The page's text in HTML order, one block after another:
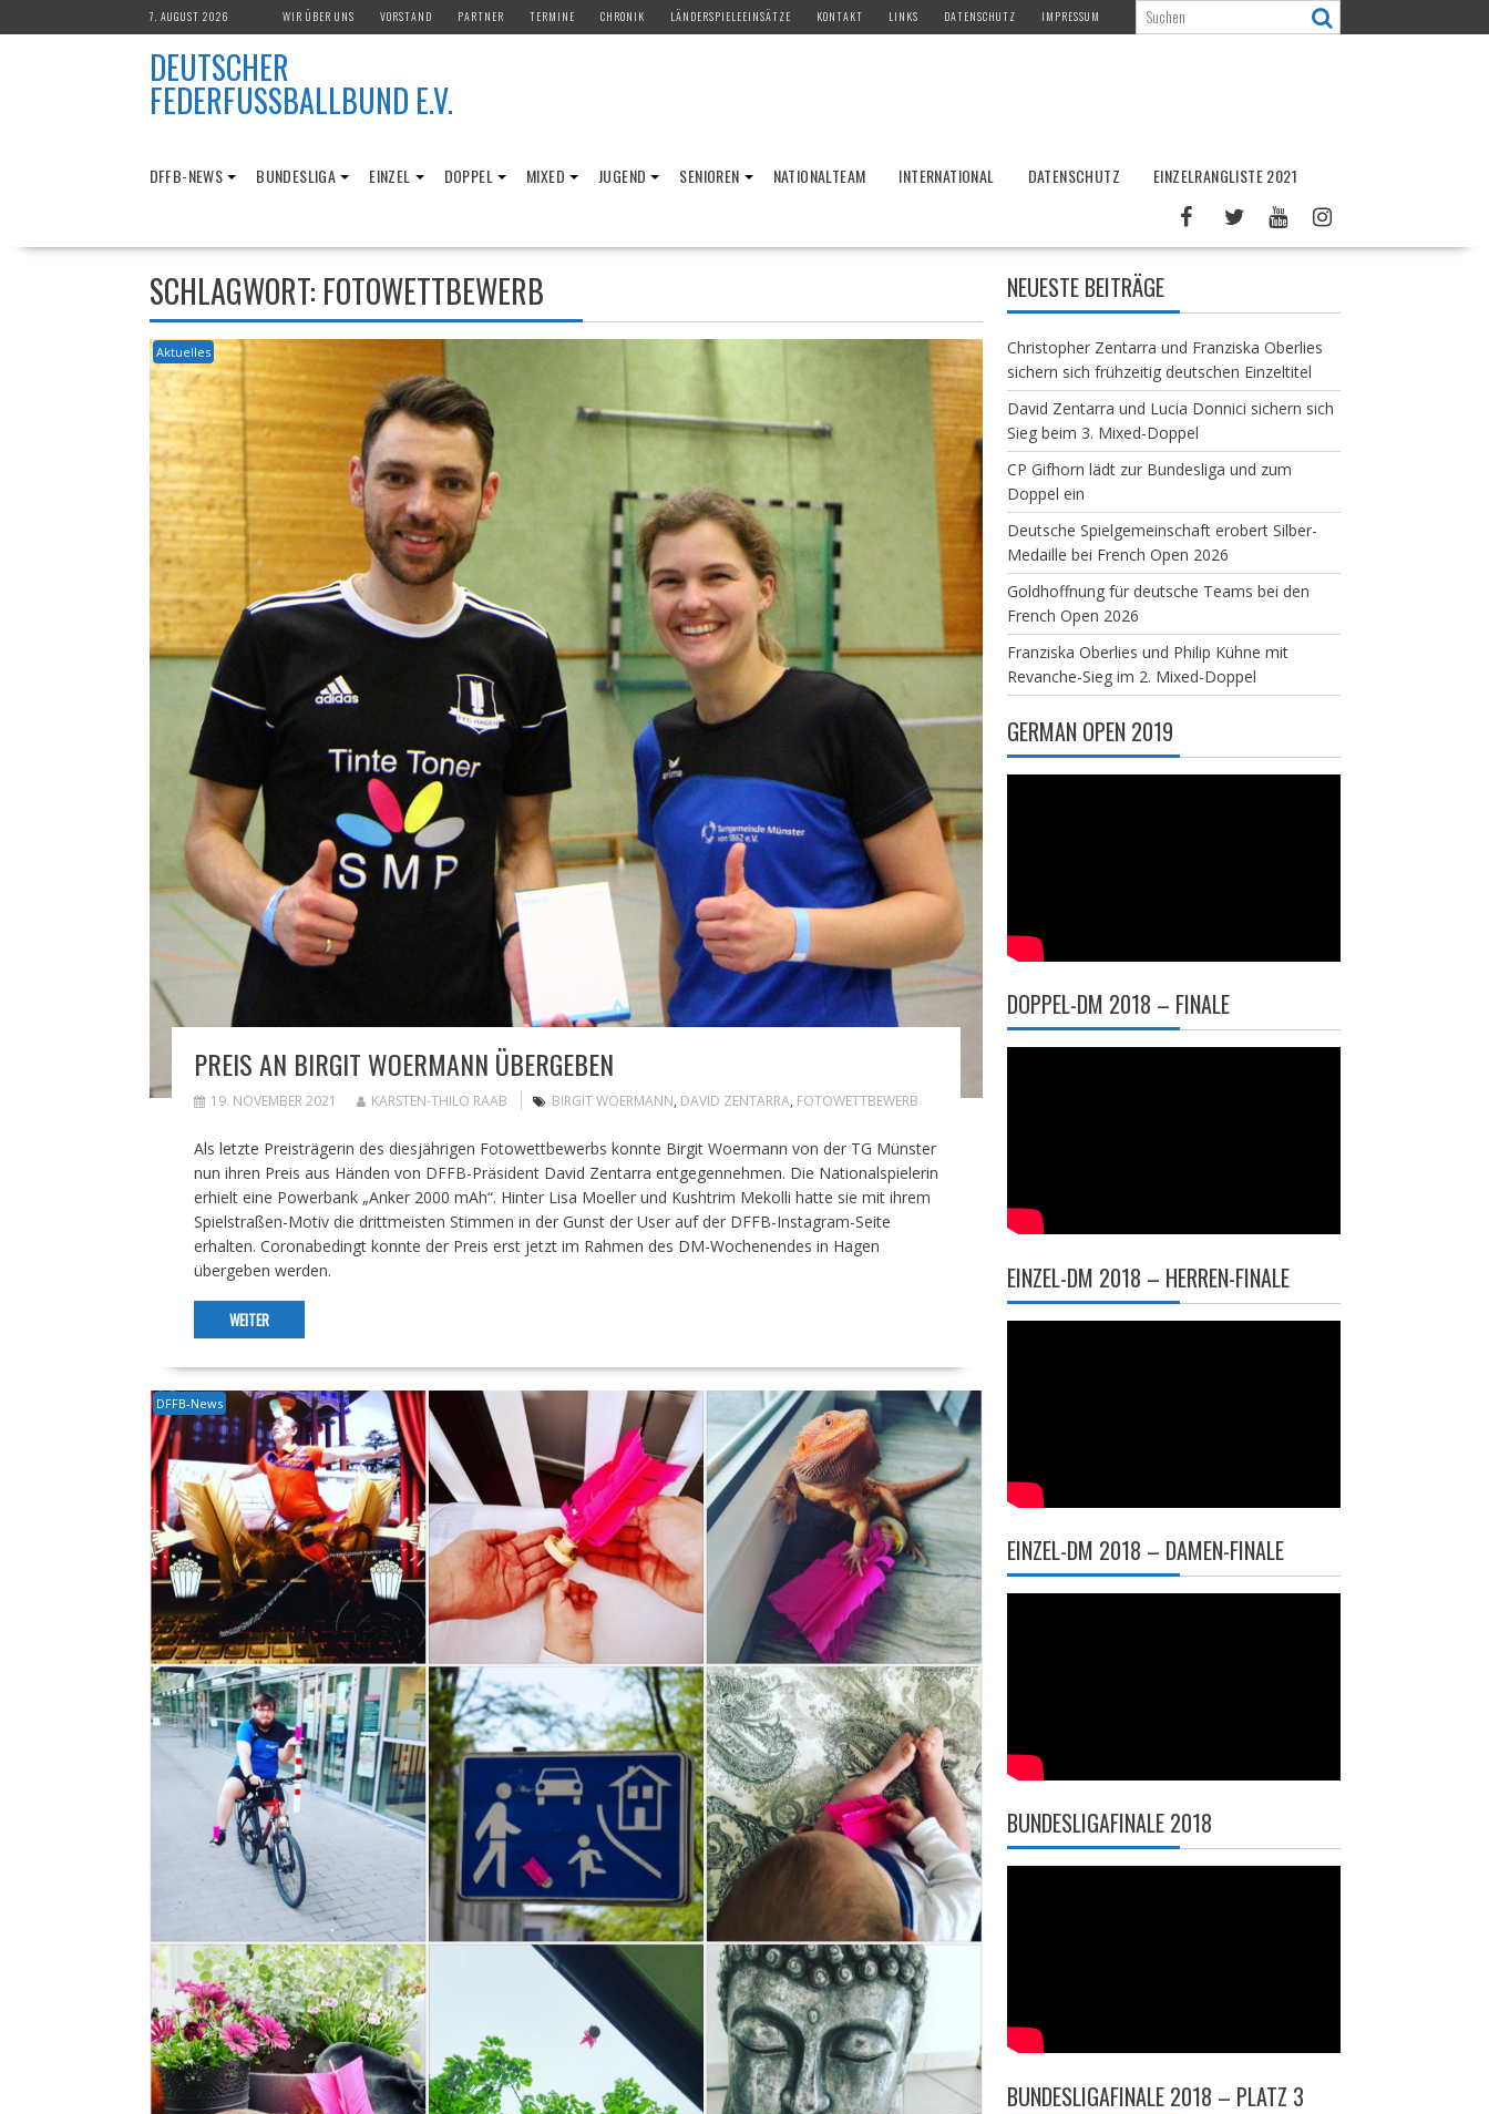
to
7. AUGUST 2026 WIR ÜBER UNS VORSTAND PARTNER TERMINE CHRONIK LÄNDERSPIELEEINSÄTZE KONTAKT LINKS DATENSCHUTZ IMPRESSUM
DEUTSCHER
FEDERFUSSBALLBUND E.V.
DFFB-NEWS BUNDESLIGA EINZEL DOPPEL MIXED JUGEND SENIOREN NATIONALTEAM INTERNATIONAL DATENSCHUTZ EINZELRANGLISTE 2021
SCHLAGWORT: FOTOWETTBEWERB
Aktuelles
PREIS AN BIRGIT WOERMANN ÜBERGEBEN
19. NOVEMBER 2021 KARSTEN-THILO RAAB BIRGIT WOERMANN, DAVID ZENTARRA, FOTOWETTBEWERB
Als letzte Preisträgerin des diesjährigen Fotowettbewerbs konnte Birgit Woermann von der TG Münster
nun ihren Preis aus Händen von DFFB-Präsident David Zentarra entgegennehmen. Die Nationalspielerin
erhielt eine Powerbank „Anker 2000 mAh“. Hinter Lisa Moeller und Kushtrim Mekolli hatte sie mit ihrem
Spielstraßen-Motiv die drittmeisten Stimmen in der Gunst der User auf der DFFB-Instagram-Seite
erhalten. Coronabedingt konnte der Preis erst jetzt im Rahmen des DM-Wochenendes in Hagen
übergeben werden.
WEITER
DFFB-News
NEUESTE BEITRÄGE
Christopher Zentarra und Franziska Oberlies
sichern sich frühzeitig deutschen Einzeltitel
David Zentarra und Lucia Donnici sichern sich
Sieg beim 3. Mixed-Doppel
CP Gifhorn lädt zur Bundesliga und zum
Doppel ein
Deutsche Spielgemeinschaft erobert Silber-
Medaille bei French Open 2026
Goldhoffnung für deutsche Teams bei den
French Open 2026
Franziska Oberlies und Philip Kühne mit
Revanche-Sieg im 2. Mixed-Doppel
GERMAN OPEN 2019
DOPPEL-DM 2018 – FINALE
EINZEL-DM 2018 – HERREN-FINALE
EINZEL-DM 2018 – DAMEN-FINALE
BUNDESLIGAFINALE 2018
BUNDESLIGAFINALE 2018 – PLATZ 3